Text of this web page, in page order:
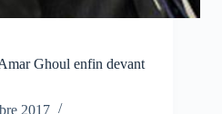
Ghoul enfin devant
2017